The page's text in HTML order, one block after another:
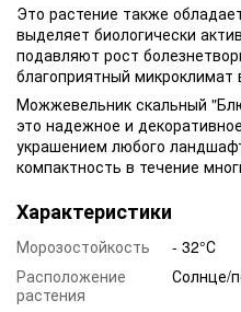
Это растение также
выделяет биологически
подавляют рост
благоприятный микроклимат
Можжевельник скальный
это надежное и
украшением любого
компактность в течение
Характеристики
Морозостойкость
- 32°С
Расположение
растения
Солнце/